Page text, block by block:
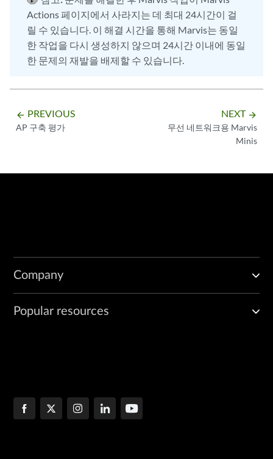
Actions 페이지에서 사라지는 데 최대 24시간이 걸
릴 수 있습니다. 이 해결 시간을 통해 Marvis는 동일
한 작업을 다시 생성하지 않으며 24시간 이내에 동일
한 문제의 재발을 배제할 수 있습니다.
arrow_backward PREVIOUS
AP 구축 평가
NEXT arrow_forward
무선 네트워크용 Marvis
Minis
Company
Popular resources